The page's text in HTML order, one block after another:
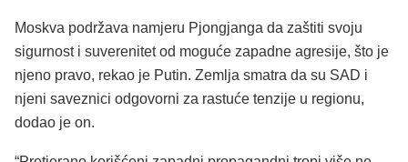
Moskva podržava namjeru Pjongjanga da zaštiti svoju
sigurnost i suverenitet od moguće zapadne agresije, što je
njeno pravo, rekao je Putin. Zemlja smatra da su SAD i
njeni saveznici odgovorni za rastuće tenzije u regionu,
dodao je on.